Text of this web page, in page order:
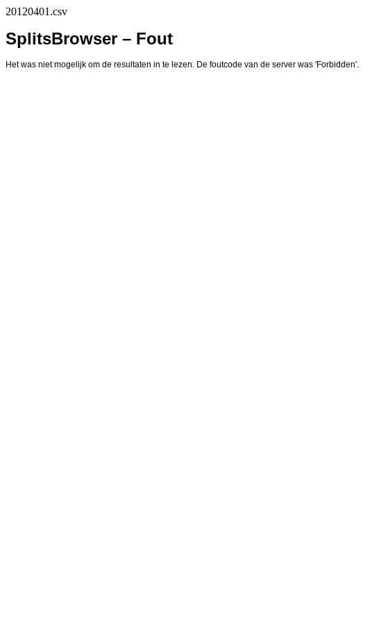
20120401.csv
SplitsBrowser – Fout
Het was niet mogelijk om de resultaten in te lezen. De foutcode van de server was 'Forbidden'.